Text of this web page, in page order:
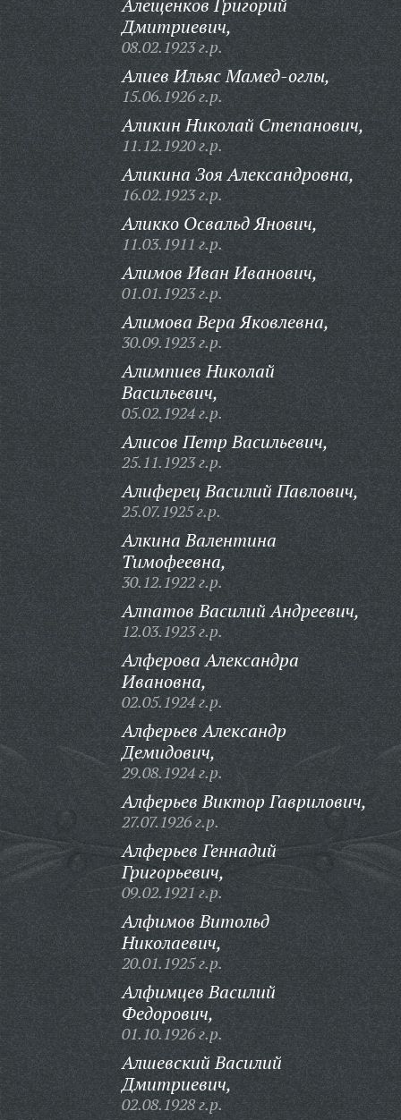
Алещенков Григорий
Дмитриевич,
08.02.1923 г.р.
Алиев Ильяс Мамед-оглы,
15.06.1926 г.р.
Аликин Николай Степанович,
11.12.1920 г.р.
Аликина Зоя Александровна,
16.02.1923 г.р.
Аликко Освальд Янович,
11.03.1911 г.р.
Алимов Иван Иванович,
01.01.1923 г.р.
Алимова Вера Яковлевна,
30.09.1923 г.р.
Алимпиев Николай
Васильевич,
05.02.1924 г.р.
Алисов Петр Васильевич,
25.11.1923 г.р.
Алиферец Василий Павлович,
25.07.1925 г.р.
Алкина Валентина
Тимофеевна,
30.12.1922 г.р.
Алпатов Василий Андреевич,
12.03.1923 г.р.
Алферова Александра
Ивановна,
02.05.1924 г.р.
Алферьев Александр
Демидович,
29.08.1924 г.р.
Алферьев Виктор Гаврилович,
27.07.1926 г.р.
Алферьев Геннадий
Григорьевич,
09.02.1921 г.р.
Алфимов Витольд
Николаевич,
20.01.1925 г.р.
Алфимцев Василий
Федорович,
01.10.1926 г.р.
Алшевский Василий
Дмитриевич,
02.08.1928 г.р.